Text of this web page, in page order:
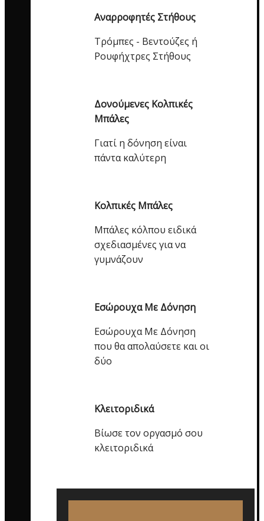
Αναρροφητές Στήθους
Τρόμπες - Βεντούζες ή
Ρουφήχτρες Στήθους
Δονούμενες Κολπικές
Μπάλες
Γιατί η δόνηση είναι
πάντα καλύτερη
Κολπικές Μπάλες
Μπάλες κόλπου ειδικά
σχεδιασμένες για να
γυμνάζουν
Εσώρουχα Με Δόνηση
Εσώρουχα Με Δόνηση
που θα απολαύσετε και οι
δύο
Κλειτοριδικά
Βίωσε τον οργασμό σου
κλειτοριδικά